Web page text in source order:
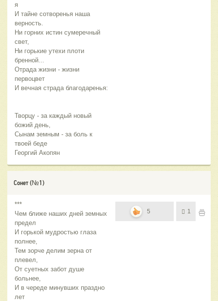
я
И тайне сотворенья наша
верность.
Ни горних истин сумеречный
свет,
Ни горькие утехи плоти
бренной...
Отрада жизни - жизни
первоцвет
И вечная страда благодаренья:
Творцу - за каждый новый
божий день,
Сынам земным - за боль к
твоей беде
Георгий Акопян
Сонет (№1)
***
Чем ближе наших дней земных
предел
И горькой мудростью глаза
полнее,
Тем зорче делим зерна от
плевел,
От суетных забот душе
больнее,
И в череде минувших праздно
лет
5 1